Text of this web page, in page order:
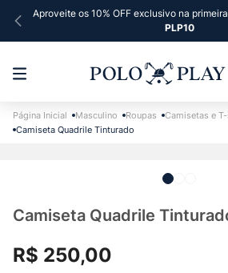
Aproveite os 10% OFF exclusivo na
PLP10
Masculino Roupas
Camisetas e
Camiseta Quadrile Tinturado
Camiseta Quadrile
R$ 250,00